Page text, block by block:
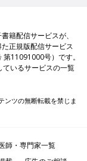
インばかり！ 今回
ターをご紹介し
した！」「美
い」おしゃれ
ト5選
ットがたくさん
ッと羽織れるカー
籍配信サービスが、
正規版配信サービス
11091000号）です。
ているサービスの一覧
ンツの無断転載を禁じま
師・専門家一覧